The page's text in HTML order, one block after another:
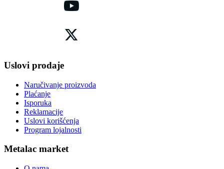
Uslovi prodaje
Naručivanje proizvoda
Plaćanje
Isporuka
Reklamacije
Uslovi korišćenja
Program lojalnosti
Metalac market